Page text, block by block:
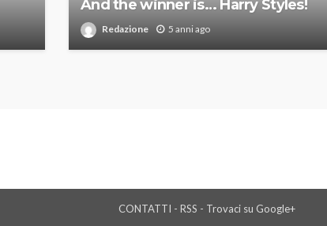
And the winner is… Harry Styles!
Redazione 5 anni ago
CONTATTI - RSS - Trovaci su Google+